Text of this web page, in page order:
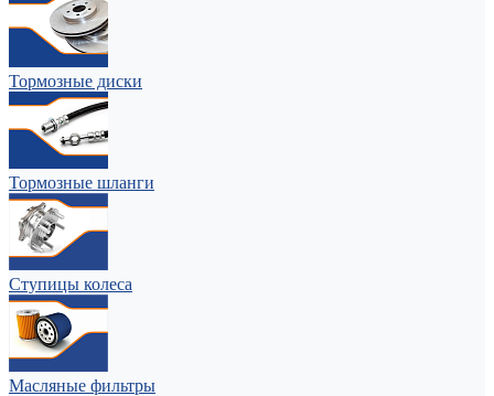
Тормозные диски
Тормозные шланги
Ступицы колеса
Масляные фильтры